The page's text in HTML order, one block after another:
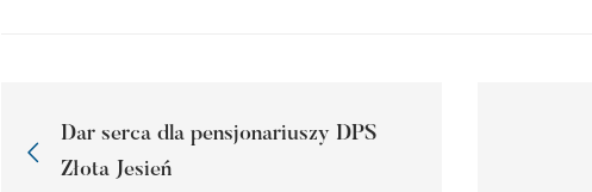
Dar serca dla pensjonariuszy DPS
Złota Jesień